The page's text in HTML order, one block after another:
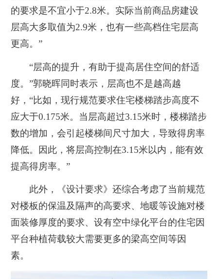
的要求是不宜小于2.8米。实际当前商品房建设
层高大多取值为2.9米，也有一些高档住宅层高
更高。”
“层高的提升，有助于提高居住空间的舒适
度。”郭晓晖同时表示，层高也不是越高越
好，“比如，现行规范要求住宅楼梯踏步高度不
应大于0.175米。当层高超过3.15米时，楼梯踏步
数的增加，会引起楼梯间尺寸加大，导致得房率
降低。因此，将层高控制在3.15米以内，能有效
提高得房率。”
此外，《设计要求》还综合考虑了当前规范
对楼板的保温及隔声的高要求、地暖等设施对楼
面装修厚度的要求、设有空中绿化平台的住宅因
平台种植荷载较大需要更多的梁高空间等因
素。